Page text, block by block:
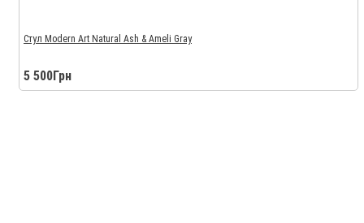
Стул Modern Art Natural Ash & Ameli Gray
5 500Грн